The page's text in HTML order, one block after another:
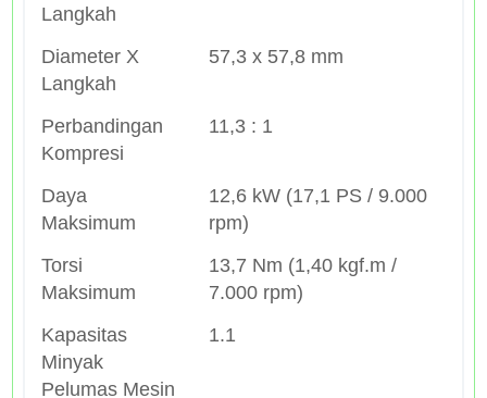
Langkah
Diameter X
Langkah
57,3 x 57,8 mm
Perbandingan
Kompresi
11,3 : 1
Daya
Maksimum
12,6 kW (17,1 PS / 9.000
rpm)
Torsi
Maksimum
13,7 Nm (1,40 kgf.m /
7.000 rpm)
Kapasitas
Minyak
Pelumas Mesin
1.1